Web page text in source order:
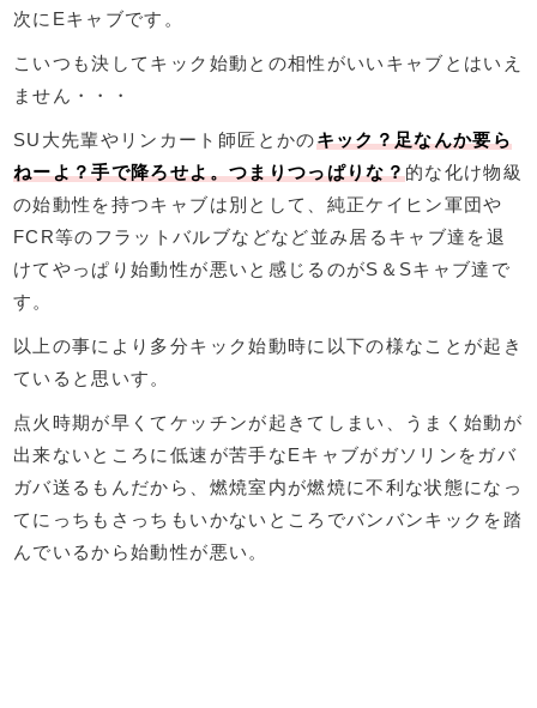
次にEキャブです。
こいつも決してキック始動との相性がいいキャブとはいえ
ません・・・
SU大先輩やリンカート師匠とかのキック？足なんか要ら
ねーよ？手で降ろせよ。つまりつっぱりな？的な化け物級
の始動性を持つキャブは別として、純正ケイヒン軍団や
FCR等のフラットバルブなどなど並み居るキャブ達を退
けてやっぱり始動性が悪いと感じるのがS＆Sキャブ達で
す。
以上の事により多分キック始動時に以下の様なことが起き
ていると思いす。
点火時期が早くてケッチンが起きてしまい、うまく始動が
出来ないところに低速が苦手なEキャブがガソリンをガバ
ガバ送るもんだから、燃焼室内が燃焼に不利な状態になっ
てにっちもさっちもいかないところでバンバンキックを踏
んでいるから始動性が悪い。